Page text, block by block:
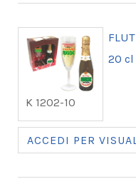
K 1202-10
20 cl
ACCEDI PER